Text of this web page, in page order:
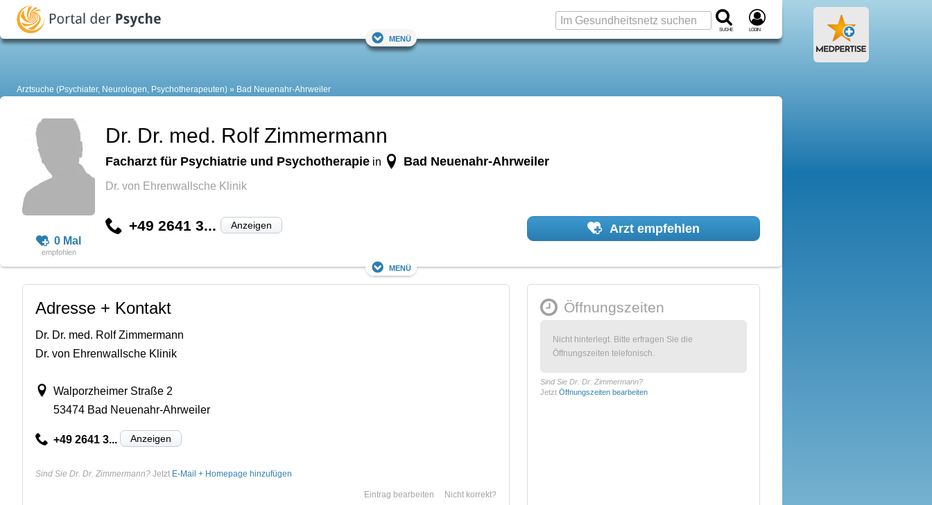
Suche Login
Menü
Arztsuche (Psychiater, Neurologen, Psychotherapeuten) Bad Neuenahr-Ahrweiler
0 Mal
Dr. Dr. med. Rolf Zimmermann
Facharzt für Psychiatrie und Psychotherapie in Bad Neuenahr-Ahrweiler
Dr. von Ehrenwallsche Klinik
+49 2641 3... Anzeigen Arzt empfehlen
Menü
Adresse + Kontakt
Dr. Dr. med. Rolf Zimmermann
Dr. von Ehrenwallsche Klinik
Walporzheimer Straße 2
53474 Bad Neuenahr-Ahrweiler
+49 2641 3... Anzeigen
Sind Sie Dr. Dr. Zimmermann? Jetzt E-Mail + Homepage hinzufügen
Nicht korrekt?
Eintrag bearbeiten
Öffnungszeiten
Nicht hinterlegt. Bitte erfragen Sie die
Öffnungszeiten telefonisch.
Sind Sie Dr. Dr. Zimmermann?
Jetzt Öffnungszeiten bearbeiten